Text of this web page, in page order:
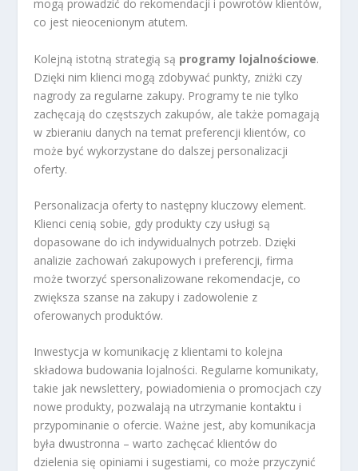
mogą prowadzić do rekomendacji i powrotów klientów,
co jest nieocenionym atutem.
Kolejną istotną strategią są programy lojalnościowe.
Dzięki nim klienci mogą zdobywać punkty, zniżki czy
nagrody za regularne zakupy. Programy te nie tylko
zachęcają do częstszych zakupów, ale także pomagają
w zbieraniu danych na temat preferencji klientów, co
może być wykorzystane do dalszej personalizacji
oferty.
Personalizacja oferty to następny kluczowy element.
Klienci cenią sobie, gdy produkty czy usługi są
dopasowane do ich indywidualnych potrzeb. Dzięki
analizie zachowań zakupowych i preferencji, firma
może tworzyć spersonalizowane rekomendacje, co
zwiększa szanse na zakupy i zadowolenie z
oferowanych produktów.
Inwestycja w komunikację z klientami to kolejna
składowa budowania lojalności. Regularne komunikaty,
takie jak newslettery, powiadomienia o promocjach czy
nowe produkty, pozwalają na utrzymanie kontaktu i
przypominanie o ofercie. Ważne jest, aby komunikacja
była dwustronna – warto zachęcać klientów do
dzielenia się opiniami i sugestiami, co może przyczynić